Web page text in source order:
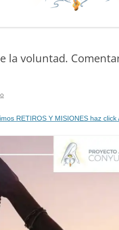
la voluntad.
RETIROS Y MISIONES haz click